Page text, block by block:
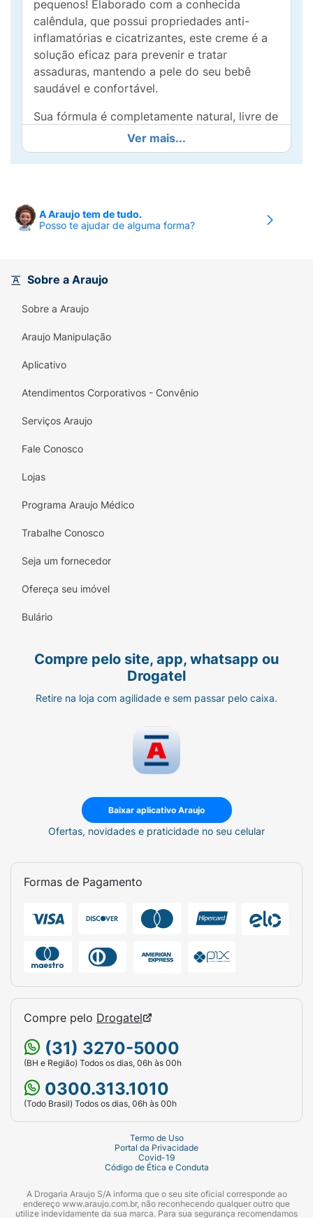
pequenos! Elaborado com a conhecida
calêndula, que possui propriedades anti-
inflamatórias e cicatrizantes, este creme é a
solução eficaz para prevenir e tratar
assaduras, mantendo a pele do seu bebê
saudável e confortável.
Sua fórmula é completamente natural, livre de
fragrâncias sintéticas e conservantes,
garantindo uma experiência segura e suave. A
aplicação regular do creme após cada troca
que ajuda a acalmar e regenerar a pele
irritada. O resultado? Menos preocupação e
Ideal para o uso diário, ele se encaixa
bebê, tornando os momentos de troca de
fraldas mais fáceis e tranquilos. Confie no
poder da natureza com Weleda Baby
Calêndula e proporcione ao seu pequeno o
Ver mais...
A Araujo tem de tudo.
Posso te ajudar de alguma forma?
Sobre a Araujo
Sobre a Araujo
Araujo Manipulação
Aplicativo
Atendimentos Corporativos - Convênio
Serviços Araujo
Fale Conosco
Lojas
Programa Araujo Médico
Trabalhe Conosco
Seja um fornecedor
Ofereça seu imóvel
Bulário
Compre pelo site, app, whatsapp ou
Drogatel
Retire na loja com agilidade e sem passar pelo caixa.
Baixar aplicativo Araujo
Ofertas, novidades e praticidade no seu celular
Formas de Pagamento
Compre pelo Drogatel
(31) 3270-5000
(BH e Região) Todos os dias, 06h às 00h
0300.313.1010
(Todo Brasil) Todos os dias, 06h às 00h
Termo de Uso
Portal da Privacidade
Covid-19
Código de Ética e Conduta
A Drogaria Araujo S/A informa que o seu site oficial corresponde ao
endereço www.araujo.com.br, não reconhecendo qualquer outro que
utilize indevidamente da sua marca. Para sua segurança recomendamos